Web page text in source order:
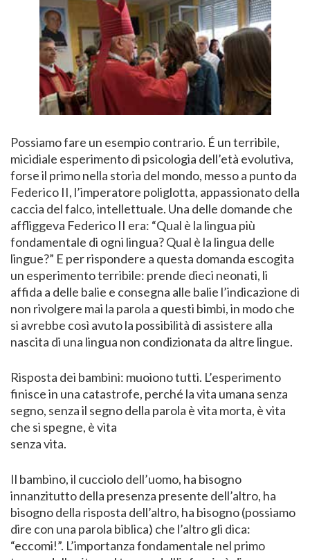
Possiamo fare un esempio contrario. É un terribile,
micidiale esperimento di psicologia dell’età evolutiva,
forse il primo nella storia del mondo, messo a punto da
Federico II, l’imperatore poliglotta, appassionato della
caccia del falco, intellettuale. Una delle domande che
affliggeva Federico II era: “Qual è la lingua più
fondamentale di ogni lingua? Qual è la lingua delle
lingue?” E per rispondere a questa domanda escogita
un esperimento terribile: prende dieci neonati, li
affida a delle balie e consegna alle balie l’indicazione di
non rivolgere mai la parola a questi bimbi, in modo che
si avrebbe così avuto la possibilità di assistere alla
nascita di una lingua non condizionata da altre lingue.
Risposta dei bambini: muoiono tutti. L’esperimento
finisce in una catastrofe, perché la vita umana senza
segno, senza il segno della parola è vita morta, è vita
che si spegne, è vita
senza vita.
Il bambino, il cucciolo dell’uomo, ha bisogno
innanzitutto della presenza presente dell’altro, ha
bisogno della risposta dell’altro, ha bisogno (possiamo
dire con una parola biblica) che l’altro gli dica:
“eccomi!”. L’importanza fondamentale nel primo